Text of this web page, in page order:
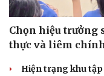
Cây thuốc
Sản phụ khoa
Nhi khoa
Nam khoa
Phòng mạch online